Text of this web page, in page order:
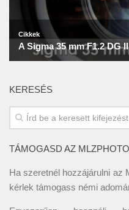
KERESÉS
TÁMOGASD AZ
Ha szeretnél hozzájárulni az
kérlek támogass némi